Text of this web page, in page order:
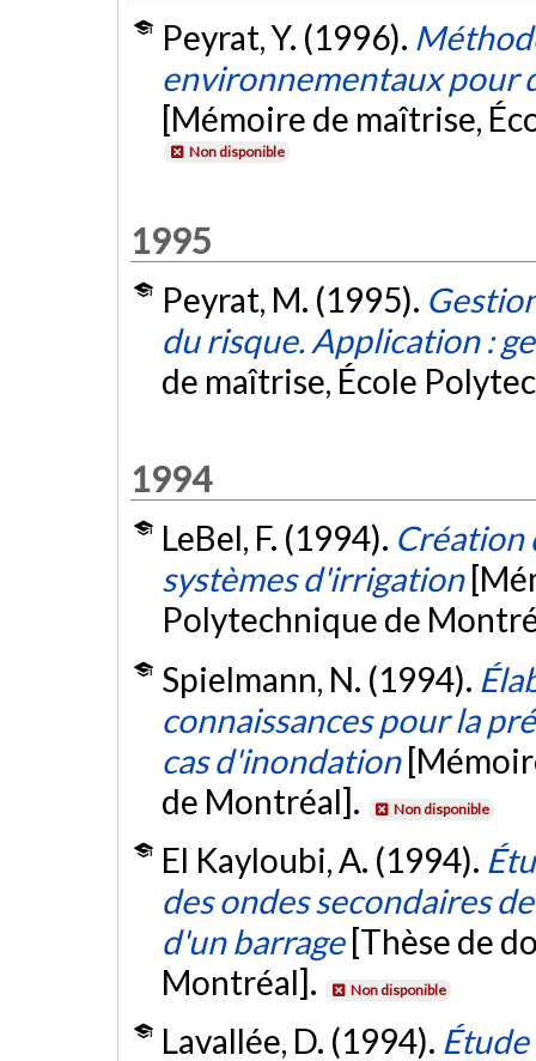
Peyrat, Y. (1996).
environnementaux pour
[Mémoire de maîtrise,
Non disponible
1995
Peyrat, M. (1995).
du risque. Application :
de maîtrise, École
1994
LeBel, F. (1994). Création
systèmes d'irrigation
Polytechnique de
Spielmann, N. (1994).
connaissances pour la
cas d'inondation
de Montréal].
Non disponible
El Kayloubi, A. (1994).
des ondes secondaires
d'un barrage [Thèse de
Montréal].
Non disponible
Lavallée, D. (1994).